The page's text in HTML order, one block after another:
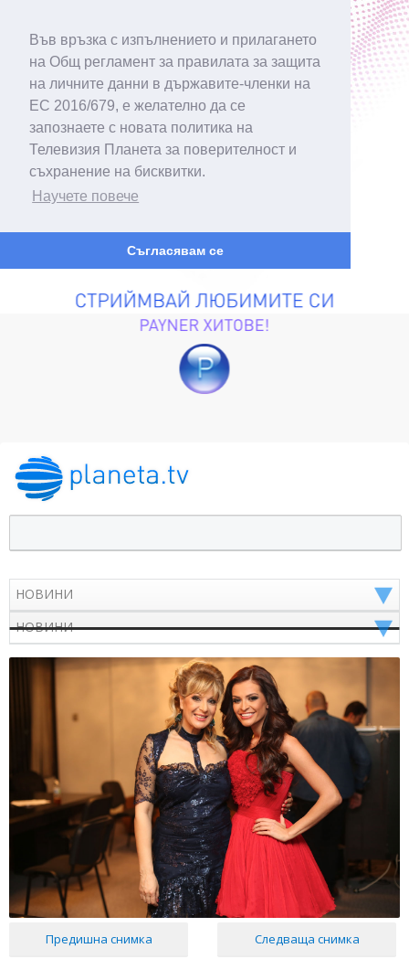
Във връзка с изпълнението и прилагането
на Общ регламент за правилата за защита
на личните данни в държавите-членки на
ЕС 2016/679, е желателно да се
запознаете с новата политика на
Телевизия Планета за поверителност и
съхранение на бисквитки.
Научете повече
Съгласявам се
Предишна снимка Следваща снимка